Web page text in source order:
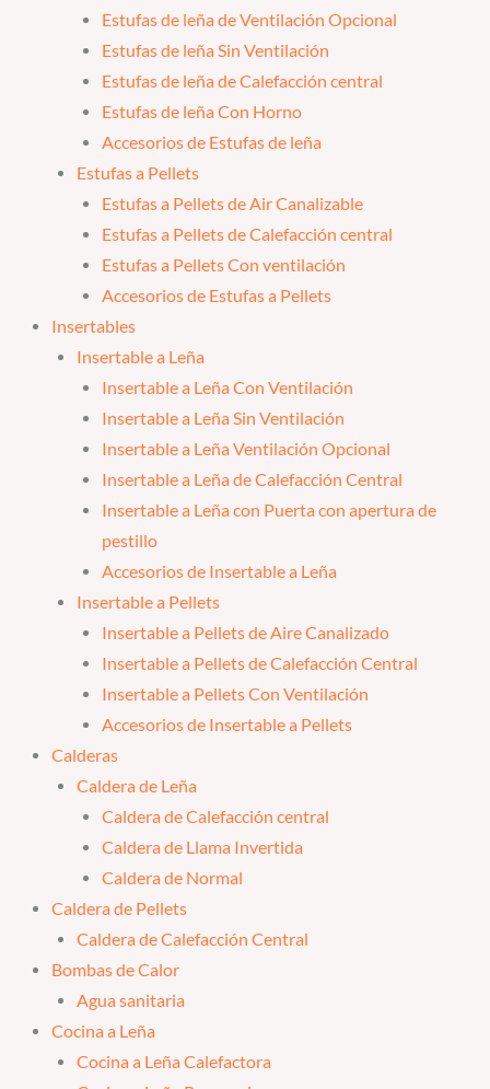
Estufas de leña de Ventilación Opcional
Estufas de leña Sin Ventilación
Estufas de leña de Calefacción central
Estufas de leña Con Horno
Accesorios de Estufas de leña
Estufas a Pellets
Estufas a Pellets de Air Canalizable
Estufas a Pellets de Calefacción central
Estufas a Pellets Con ventilación
Accesorios de Estufas a Pellets
Insertables
Insertable a Leña
Insertable a Leña Con Ventilación
Insertable a Leña Sin Ventilación
Insertable a Leña Ventilación Opcional
Insertable a Leña de Calefacción Central
Insertable a Leña con Puerta con apertura de
pestillo
Accesorios de Insertable a Leña
Insertable a Pellets
Insertable a Pellets de Aire Canalizado
Insertable a Pellets de Calefacción Central
Insertable a Pellets Con Ventilación
Accesorios de Insertable a Pellets
Calderas
Caldera de Leña
Caldera de Calefacción central
Caldera de Llama Invertida
Caldera de Normal
Caldera de Pellets
Caldera de Calefacción Central
Bombas de Calor
Agua sanitaria
Cocina a Leña
Cocina a Leña Calefactora